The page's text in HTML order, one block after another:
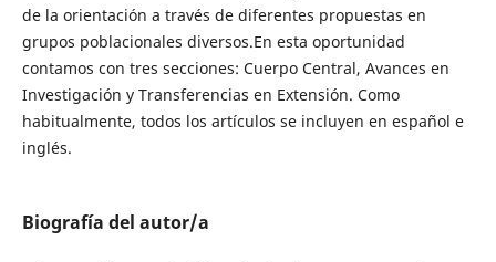
de la orientación a través de diferentes propuestas en
grupos poblacionales diversos.En esta oportunidad
contamos con tres secciones: Cuerpo Central, Avances en
Investigación y Transferencias en Extensión. Como
habitualmente, todos los artículos se incluyen en español e
inglés.
Biografía del autor/a